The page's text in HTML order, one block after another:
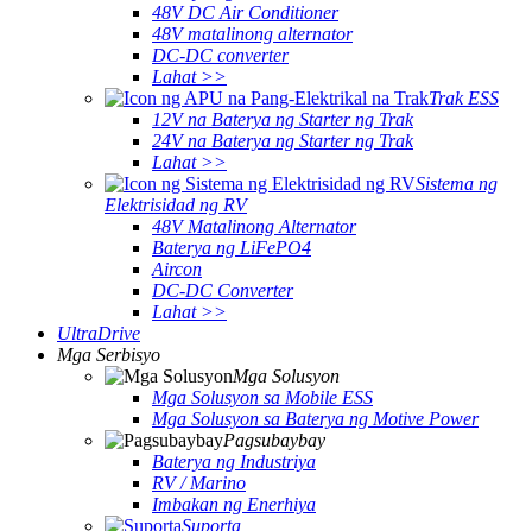
48V DC Air Conditioner
48V matalinong alternator
DC-DC converter
Lahat >>
Trak ESS
12V na Baterya ng Starter ng Trak
24V na Baterya ng Starter ng Trak
Lahat >>
Sistema ng
Elektrisidad ng RV
48V Matalinong Alternator
Baterya ng LiFePO4
Aircon
DC-DC Converter
Lahat >>
UltraDrive
Mga Serbisyo
Mga Solusyon
Mga Solusyon sa Mobile ESS
Mga Solusyon sa Baterya ng Motive Power
Pagsubaybay
Baterya ng Industriya
RV / Marino
Imbakan ng Enerhiya
Suporta